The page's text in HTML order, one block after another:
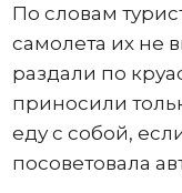
По словам
самолета их не
раздали по
приносили
еду с собой,
посоветовала